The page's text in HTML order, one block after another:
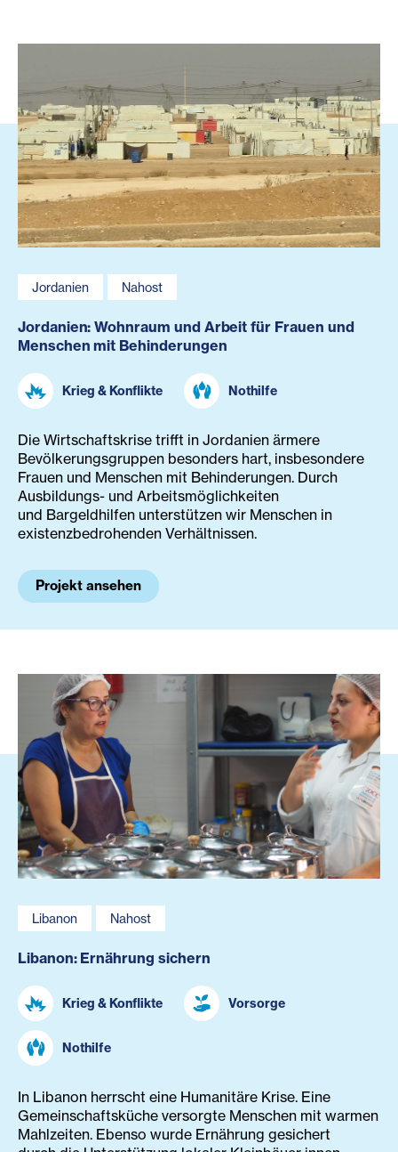
Jordanien Nahost
Jordanien: Wohnraum und Arbeit für Frauen und
Menschen mit Behinderungen
Krieg & Konflikte Nothilfe
Die Wirtschaftskrise trifft in Jordanien ärmere
Bevölkerungsgruppen besonders hart, insbesondere
Frauen und Menschen mit Behinderungen. Durch
Ausbildungs- und Arbeitsmöglichkeiten
und Bargeldhilfen unterstützen wir Menschen in
existenzbedrohenden Verhältnissen.
Projekt ansehen
Libanon Nahost
Libanon: Ernährung sichern
Krieg & Konflikte Vorsorge
Nothilfe
In Libanon herrscht eine Humanitäre Krise. Eine
Gemeinschaftsküche versorgte Menschen mit warmen
Mahlzeiten. Ebenso wurde Ernährung gesichert